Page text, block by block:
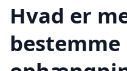
Hvad er